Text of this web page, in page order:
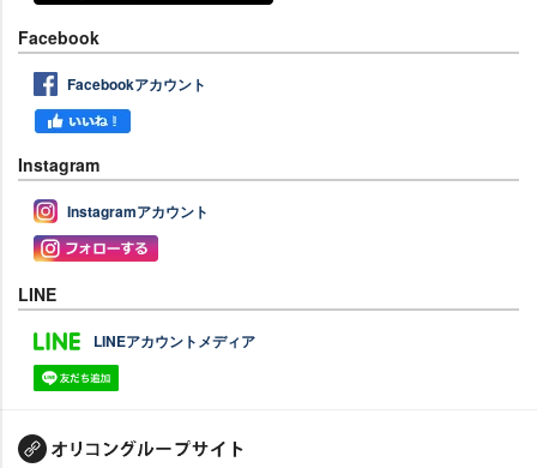
Facebook
Facebookアカウント
Instagram
Instagramアカウント
LINE
LINEアカウントメディア